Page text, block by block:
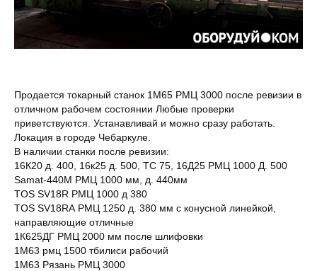
Продается токарный станок 1М65 РМЦ 3000 после ревизии в
отличном рабочем состоянии Любые проверки
приветствуются. Устанавливай и можно сразу работать.
Локация в городе Чебаркуле.
В наличии станки после ревизии:
16К20 д. 400, 16к25 д. 500, ТС 75, 16Д25 РМЦ 1000 Д. 500
Samat-440М РМЦ 1000 мм, д. 440мм
TOS SV18R РМЦ 1000 д 380
TOS SV18RА РМЦ 1250 д. 380 мм с конусной линейкой,
направляющие отличные
1К625ДГ РМЦ 2000 мм после шлифовки
1М63 рмц 1500 тбилиси рабочий
1М63 Рязань РМЦ 3000